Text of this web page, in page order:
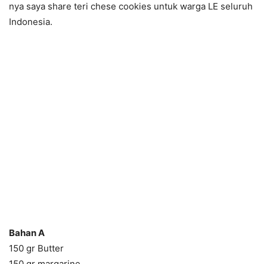
nya saya share teri chese cookies untuk warga LE seluruh
Indonesia.
Bahan A
150 gr Butter